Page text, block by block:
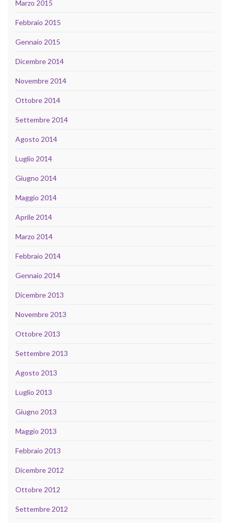
Marzo 2015
Febbraio 2015
Gennaio 2015
Dicembre 2014
Novembre 2014
Ottobre 2014
Settembre 2014
Agosto 2014
Luglio 2014
Giugno 2014
Maggio 2014
Aprile 2014
Marzo 2014
Febbraio 2014
Gennaio 2014
Dicembre 2013
Novembre 2013
Ottobre 2013
Settembre 2013
Agosto 2013
Luglio 2013
Giugno 2013
Maggio 2013
Febbraio 2013
Dicembre 2012
Ottobre 2012
Settembre 2012